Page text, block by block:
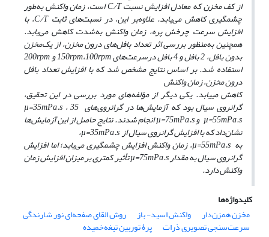
از کف مخزن که معادل افزایش نسبتC/Tاست، زمان واکنش به‌طور
چشمگیری کاهش می‌یابد. علاوه‌بر این، در نسبت‌های ثابتC/T، با
افزایش سرعت چرخش پره، زمان واکنش به‌شدت کاهش می‌یابد.
همچنین بهمنظور بررسی اثر تعداد بافل‌های درون مخزن، از یک‌مخزن
بدون بافل، 2 بافل و 4 بافل درسرعت‌های 150rpm،100rpm و 200rpm
استفاده شد. بر اساس نتایج مشخص شد که با افزایش تعداد بافل
درون مخزن، زمان واکنش
کاهش می­یابد. یکی دیگر از مؤلفه‌های مورد بررسی در این تحقیق،
گرانروی سیال بود که آزمایش‌ها در گرانروی‌های µ=35
mPa.s ،
µ=55mPa.s و µ=75mPa.s انجام شدند. نتایج حاصل از این آزمایش‌ها
نشانداد که با افزایش گرانروی سیال ازmPa.s ،
به µ=55mPa.s ، زمان واکنش افزایش چشمگیری مییابد؛ اما افزایش
گرانروی سیال به مقدار µ=75mPa.s تأثیر کمتری بر میزان افزایش زمان
واکنش دارد.
کلیدواژه‌ها
مخزن همزن‌دار
واکنش اسید- باز روش القای صفحه‌ای نور شارندگی
سرعت‌سنجی تصویری ذرات
پرۀ توربین تیغه‌خمیده